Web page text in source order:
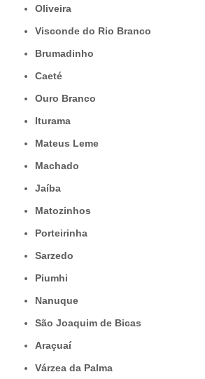
Oliveira
Visconde do Rio Branco
Brumadinho
Caeté
Ouro Branco
Iturama
Mateus Leme
Machado
Jaíba
Matozinhos
Porteirinha
Sarzedo
Piumhi
Nanuque
São Joaquim de Bicas
Araçuaí
Várzea da Palma